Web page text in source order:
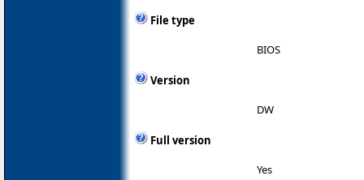
File type
BIOS
Version
DW
Full version
Yes